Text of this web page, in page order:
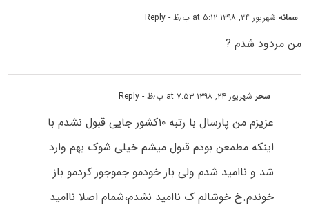
سمانهشهریور ۲۴, ۱۳۹۸ at ۵:۱۲ ب٫ظ - Reply
من مردود شدم ?
سحرشهریور ۲۴, ۱۳۹۸ at ۷:۵۳ ب٫ظ - Reply
عزیزم من پارسال با رتبه ۱۰کشور جایی قبول نشدم با
اینکه مطمعن بودم قبول میشم خیلی شوک بهم وارد
شد و ناامید شدم ولی باز خودمو جموجور کردمو باز
خوندم.خ خوشالم ک ناامید نشدم،شمام اصلا ناامید